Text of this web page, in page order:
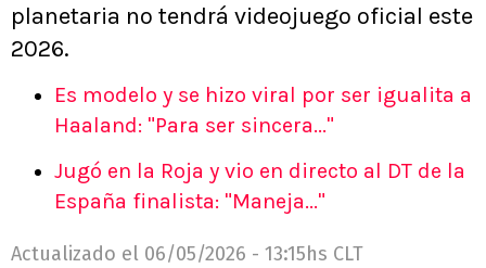
planetaria no tendrá videojuego oficial este
2026.
Es modelo y se hizo viral por ser igualita a
Haaland: "Para ser sincera..."
Jugó en la Roja y vio en directo al DT de la
España finalista: "Maneja..."
Actualizado el 06/05/2026 - 13:15hs CLT